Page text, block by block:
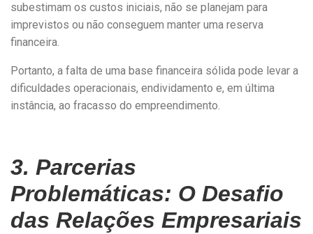
subestimam os custos iniciais, não se planejam para
imprevistos ou não conseguem manter uma reserva
financeira.
Portanto, a falta de uma base financeira sólida pode levar a
dificuldades operacionais, endividamento e, em última
instância, ao fracasso do empreendimento.
3. Parcerias
Problemáticas: O Desafio
das Relações Empresariais